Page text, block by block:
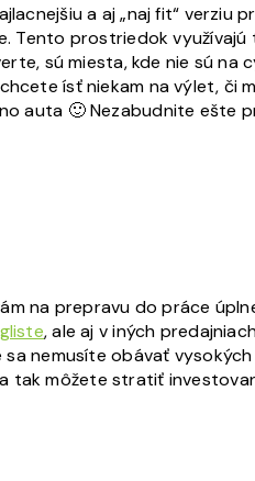
a aj „naj fit“ verziu
Tento prostriedok
sú miesta, kde nie sú
ísť niekam na výlet, či
auta 🙂 Nezabudnite
na prepravu do práce
, ale aj v iných
sa nemusíte obávať
tak môžete stratiť